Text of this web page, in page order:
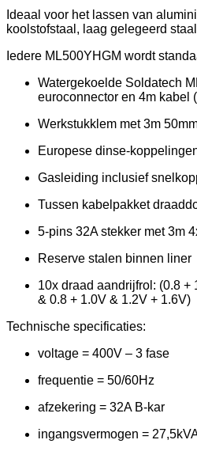
Ideaal voor het lassen van
koolstofstaal, laag gelegeerd
Iedere ML500YHGM wordt
Watergekoelde Soldatech
euroconnector en 4m kabel
Werkstukklem met 3m
Europese dinse-
Gasleiding inclusief
Tussen kabelpakket
5-pins 32A stekker met 3m
Reserve stalen binnen liner
10x draad aandrijfrol: (0.8 +
& 0.8 + 1.0V & 1.2V + 1.6V)
Technische specificaties:
voltage = 400V – 3 fase
frequentie = 50/60Hz
afzekering = 32A B-kar
ingangsvermogen =